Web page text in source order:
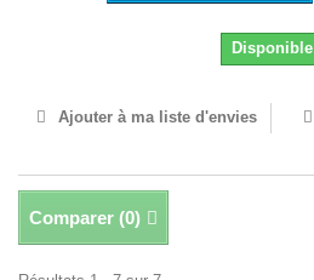
Disponible
Ajouter à ma liste d'envies
Comparer (0)